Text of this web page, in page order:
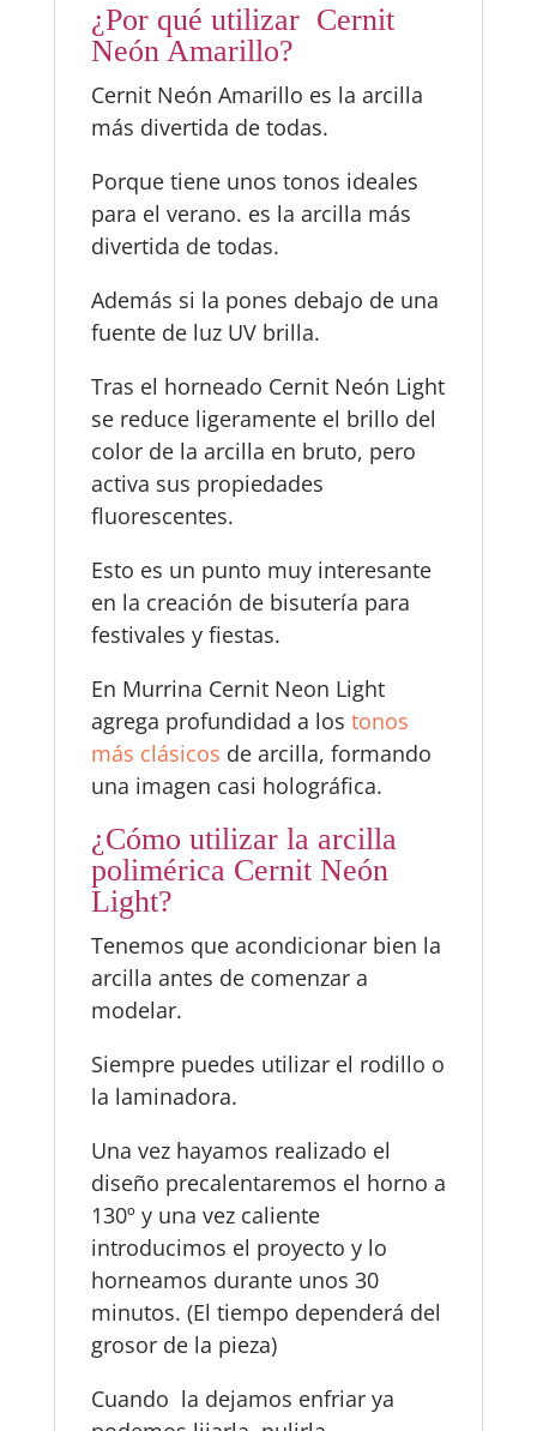
¿Por qué utilizar Cernit
Neón Amarillo?
Cernit Neón Amarillo es la arcilla
más divertida de todas.
Porque tiene unos tonos ideales
para el verano. es la arcilla más
divertida de todas.
Además si la pones debajo de una
fuente de luz UV brilla.
Tras el horneado Cernit Neón Light
se reduce ligeramente el brillo del
color de la arcilla en bruto, pero
activa sus propiedades
fluorescentes.
Esto es un punto muy interesante
en la creación de bisutería para
festivales y fiestas.
En Murrina Cernit Neon Light
agrega profundidad a los tonos
más clásicos de arcilla, formando
una imagen casi holográfica.
¿Cómo utilizar la arcilla
polimérica Cernit Neón
Light?
Tenemos que acondicionar bien la
arcilla antes de comenzar a
modelar.
Siempre puedes utilizar el rodillo o
la laminadora.
Una vez hayamos realizado el
diseño precalentaremos el horno a
130º y una vez caliente
introducimos el proyecto y lo
horneamos durante unos 30
minutos. (El tiempo dependerá del
grosor de la pieza)
Cuando la dejamos enfriar ya